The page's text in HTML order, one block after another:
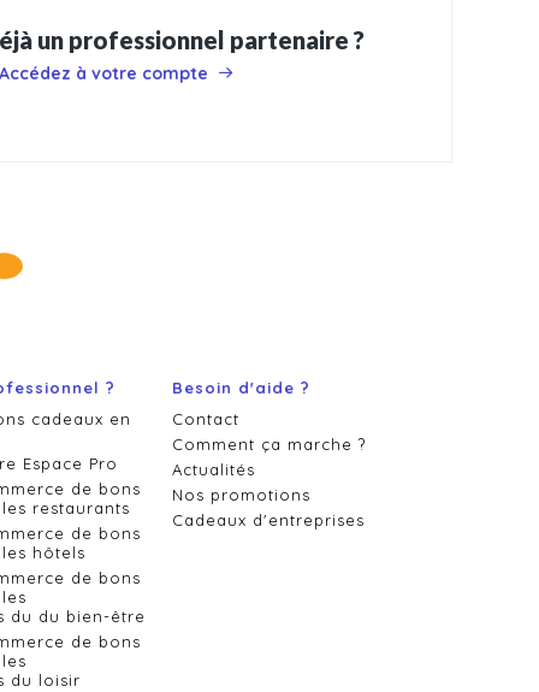
un professionnel partenaire ?
Accédez à votre compte
?
cadeaux en
Espace Pro
de bons
restaurants
de bons
hôtels
de bons
du du bien-être
de bons
du loisir
Besoin d'aide ?
Contact
Comment ça marche ?
Actualités
Nos promotions
Cadeaux d'entreprises